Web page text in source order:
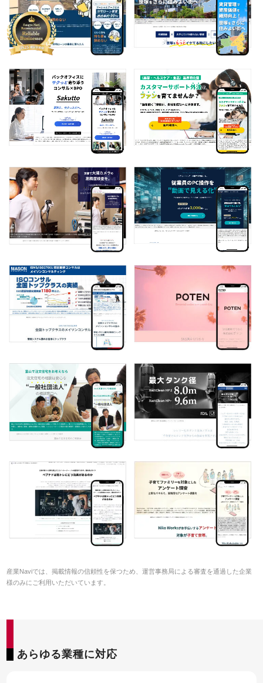
55SEO DX
産業Naviでは、掲載情報の信頼性を保つため、運営事務局による審査を通過した企業
様のみにご利用いただいています。
あらゆる業種に対応